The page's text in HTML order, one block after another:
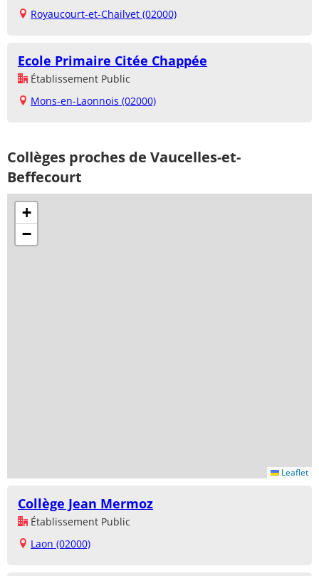
Royaucourt-et-Chailvet (02000)
Ecole Primaire Citée Chappée
Établissement Public
Mons-en-Laonnois (02000)
Collèges proches de Vaucelles-et-
Beffecourt
+
−
Leaflet
Collège Jean Mermoz
Établissement Public
Laon (02000)